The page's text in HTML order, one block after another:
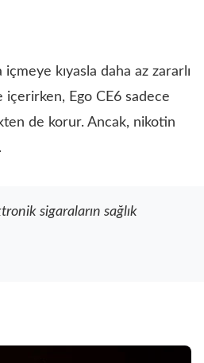
kıyasla daha az zararlı
Ego CE6 sadece
de korur. Ancak, nikotin
sigaraların sağlık